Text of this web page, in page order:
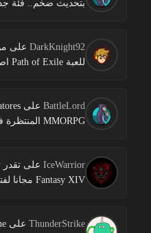
بتحديث ضخم.. فئة
DarkKnight92 على
للعبة Path of Exile اصبح معروفا
BattleLord على
IceWarrior على
ThunderStrike على